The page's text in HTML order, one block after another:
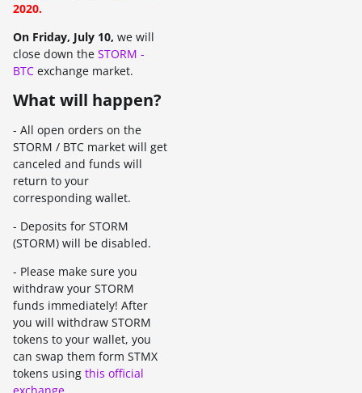
2020.
On Friday, July 10, we will
close down the STORM -
BTC exchange market.
What will happen?
- All open orders on the
STORM / BTC market will get
canceled and funds will
return to your
corresponding wallet.
- Deposits for STORM
(STORM) will be disabled.
- Please make sure you
withdraw your STORM
funds immediately! After
you will withdraw STORM
tokens to your wallet, you
can swap them form STMX
tokens using this official